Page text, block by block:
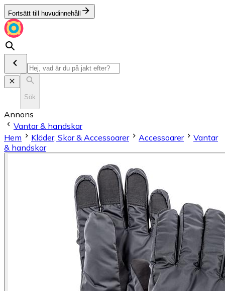
Fortsätt till huvudinnehåll
Sök
Annons
Vantar & handskar
Hem
Kläder, Skor & Accessoarer Accessoarer
Vantar
& handskar